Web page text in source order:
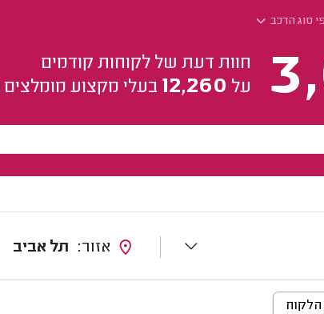
סוג הרכב
חוות דעת של לקוחות קודמים
על 12,260 בעלי מקצוע מומלצים
תל אביב
הלקוח